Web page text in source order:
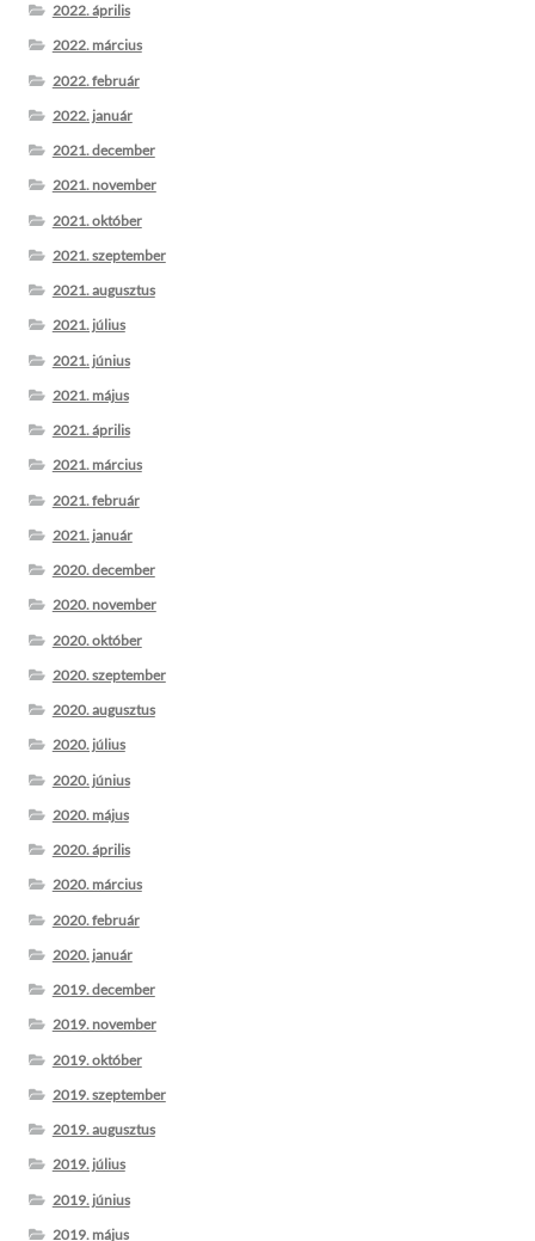
2022. április
2022. március
2022. február
2022. január
2021. december
2021. november
2021. október
2021. szeptember
2021. augusztus
2021. július
2021. június
2021. május
2021. április
2021. március
2021. február
2021. január
2020. december
2020. november
2020. október
2020. szeptember
2020. augusztus
2020. július
2020. június
2020. május
2020. április
2020. március
2020. február
2020. január
2019. december
2019. november
2019. október
2019. szeptember
2019. augusztus
2019. július
2019. június
2019. május